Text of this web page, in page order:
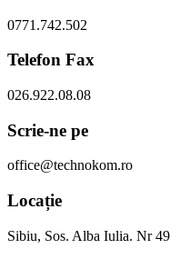
0771.742.502
Telefon Fax
026.922.08.08
Scrie-ne pe
office@technokom.ro
Locație
Sibiu, Sos. Alba Iulia. Nr